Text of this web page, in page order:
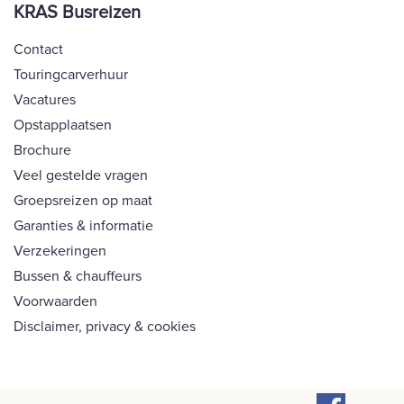
KRAS Busreizen
Contact
Touringcarverhuur
Vacatures
Opstapplaatsen
Brochure
Veel gestelde vragen
Groepsreizen op maat
Garanties & informatie
Verzekeringen
Bussen & chauffeurs
Voorwaarden
Disclaimer, privacy & cookies